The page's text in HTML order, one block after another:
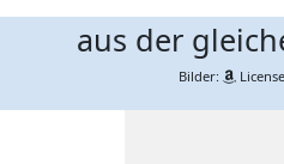
aus der
Bilder: